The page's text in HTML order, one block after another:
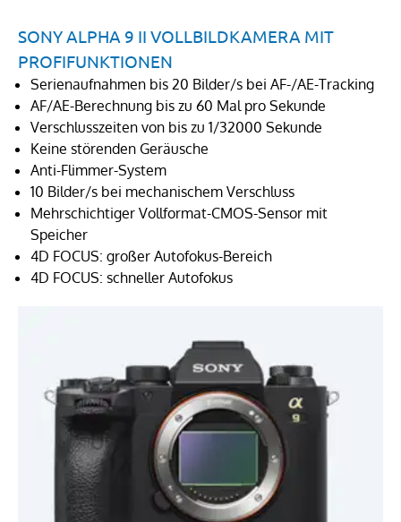
SONY ALPHA 9 II VOLLBILDKAMERA MIT
PROFIFUNKTIONEN
Serienaufnahmen bis 20 Bilder/s bei AF-/AE-Tracking
AF/AE-Berechnung bis zu 60 Mal pro Sekunde
Verschlusszeiten von bis zu 1/32000 Sekunde
Keine störenden Geräusche
Anti-Flimmer-System
10 Bilder/s bei mechanischem Verschluss
Mehrschichtiger Vollformat-CMOS-Sensor mit
Speicher
4D FOCUS: großer Autofokus-Bereich
4D FOCUS: schneller Autofokus